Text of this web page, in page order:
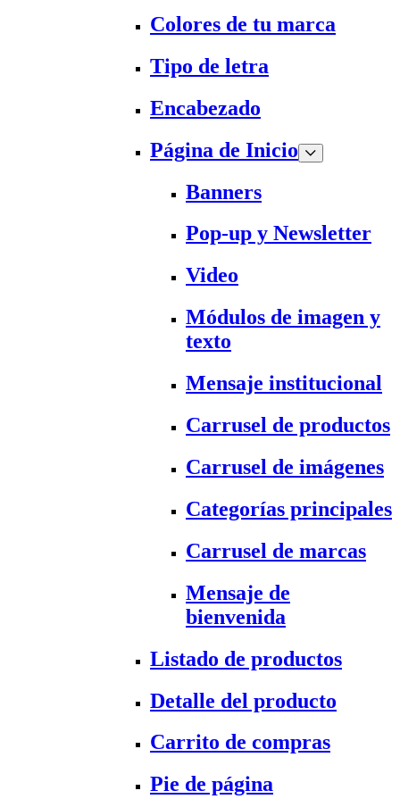
Colores de tu marca
Tipo de letra
Encabezado
Página de Inicio
Banners
Pop-up y Newsletter
Video
Módulos de imagen y
texto
Mensaje institucional
Carrusel de productos
Carrusel de imágenes
Categorías principales
Carrusel de marcas
Mensaje de
bienvenida
Listado de productos
Detalle del producto
Carrito de compras
Pie de página